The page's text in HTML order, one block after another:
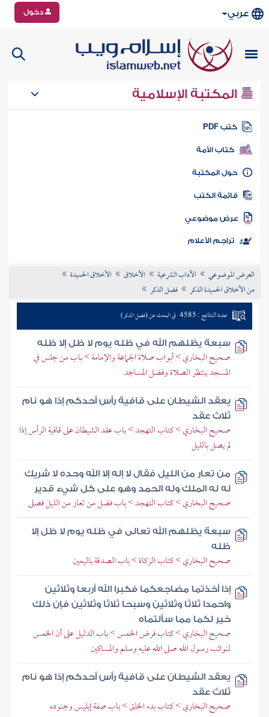
عربي دخول
المكتبة الإسلامية
كتب PDF
كتاب الأمة
المكتبة
الكتب
موضوعي
تراجم الأعلام
العرض الموضوعي الآداب الشرعية الأخلاق
الأخلاق الحميدة
من الأخلاق الحميدة الذكر
فضل الذكر
عدد النتائج : 4585 في البحث عن (فضل الذكر)
سبعة يظلهم الله في ظله يوم لا ظل إلا ظله
صحيح البخاري > أبواب صلاة الجماعة والإمامة > باب من جلس في
المسجد ينتظر الصلاة وفضل المساجد
يعقد الشيطان على قافية رأس أحدكم إذا هو نام
ثلاث عقد
صحيح البخاري > كتاب التهجد > باب عقد الشيطان على قافية الرأس إذا
لم يصل بالليل
من تعار من الليل فقال لا إله إلا الله وحده لا شريك
له له الملك وله الحمد وهو على كل شيء قدير
صحيح البخاري > كتاب التهجد > باب فضل من تعار من الليل فصلى
سبعة يظلهم الله تعالى في ظله يوم لا ظل إلا
ظله
صحيح البخاري > كتاب الزكاة > باب الصدقة باليمين
إذا أخذتما مضاجعكما فكبرا الله أربعا وثلاثين
واحمدا ثلاثا وثلاثين وسبحا ثلاثا وثلاثين فإن ذلك
خير لكما مما سألتماه
صحيح البخاري > كتاب فرض الخمس > باب الدليل على أن الخمس
لنوائب رسول الله صلى الله عليه وسلم والمساكين
يعقد الشيطان على قافية رأس أحدكم إذا هو نام
ثلاث عقد
صحيح البخاري > كتاب بدء الخلق > باب صفة إبليس وجنوده